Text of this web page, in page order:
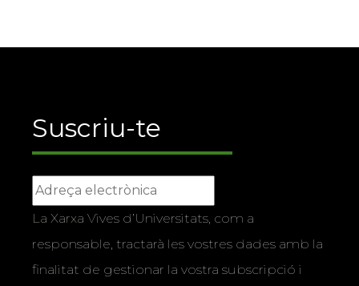
Suscriu-te
La Xarxa Vives d’Universitats, com a
responsable, tractarà les vostres dades amb la
finalitat de gestionar la vostra subscripció i